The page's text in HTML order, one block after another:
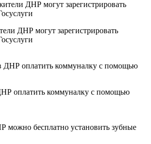
ДНР могут зарегистрировать
оплатить коммуналку с помощью